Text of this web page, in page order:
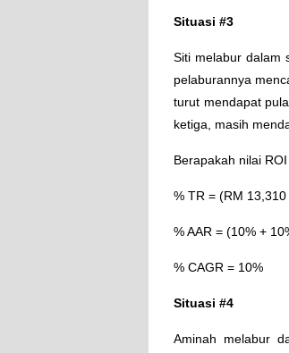
Situasi #3
Siti melabur dalam
pelaburannya
turut mendapat
ketiga, masih
Berapakah nilai
% TR = (RM
% AAR = (10% +
% CAGR = 10%
Situasi #4
Aminah melabur